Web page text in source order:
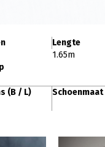
Lengte
1.65m
(B / L)
Schoenmaat